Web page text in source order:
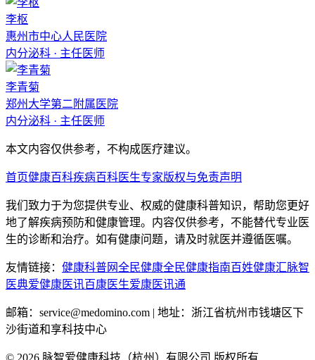
李枢
惠州市中心人民医院
内分泌科 · 主任医师
李青菊
郑州大学第二附属医院
内分泌科 · 主任医师
本文内容仅供参考，不构成医疗建议。
首页健康百科疾病百科医生专家版权与免责声明
我们致力于为您提供专业、权威的健康科普知识，帮助您更好
地了解疾病预防和健康管理。内容仅供参考，不能替代专业医
生的诊断和治疗。如有健康问题，请及时就医并遵循医嘱。
友情链接： 健康科普网全民健康全民健康指南百姓健康汇脉智
医典爱健康医讯百康医生爱康医讯通
邮箱：service@medomino.com | 地址：浙江省杭州市钱塘区下
沙街道和享科技中心
© 2026 脉智爱健康科技（杭州）有限公司 版权所有